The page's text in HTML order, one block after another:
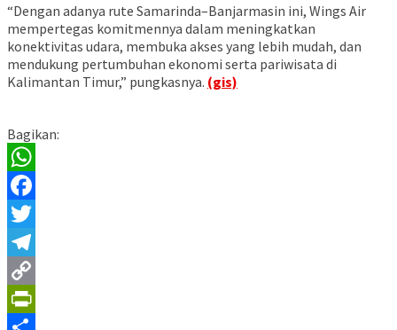
“Dengan adanya rute Samarinda–Banjarmasin ini, Wings Air
mempertegas komitmennya dalam meningkatkan
konektivitas udara, membuka akses yang lebih mudah, dan
mendukung pertumbuhan ekonomi serta pariwisata di
Kalimantan Timur,” pungkasnya. (gis)
Bagikan:
WhatsApp
Facebook
Twitter
Telegram
Copy